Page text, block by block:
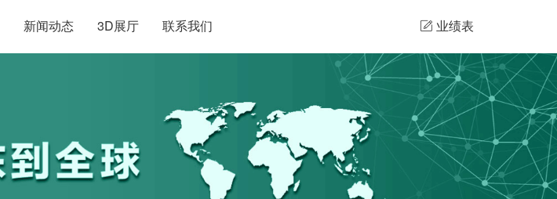
新闻动态 3D展厅 联系我们  业绩表